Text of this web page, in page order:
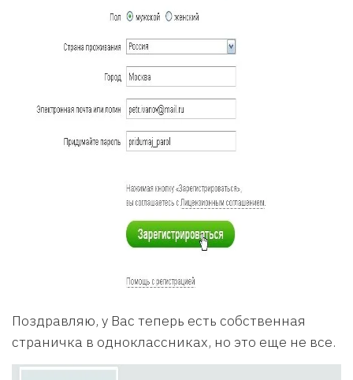
Поздравляю, у Вас теперь есть собственная
страничка в одноклассниках, но это еще не все.